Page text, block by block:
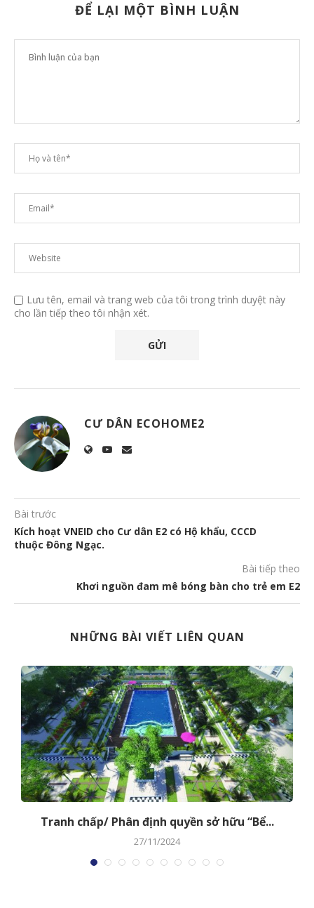
ĐỂ LẠI MỘT BÌNH LUẬN
Lưu tên, email và trang web của tôi trong trình duyệt này
cho lần tiếp theo tôi nhận xét.
CƯ DÂN ECOHOME2
Bài trước
Kích hoạt VNEID cho Cư dân E2 có Hộ khẩu, CCCD
thuộc Đông Ngạc.
Bài tiếp theo
Khơi nguồn đam mê bóng bàn cho trẻ em E2
NHỮNG BÀI VIẾT LIÊN QUAN
Tranh chấp/ Phân định quyền sở hữu “Bể...
27/11/2024